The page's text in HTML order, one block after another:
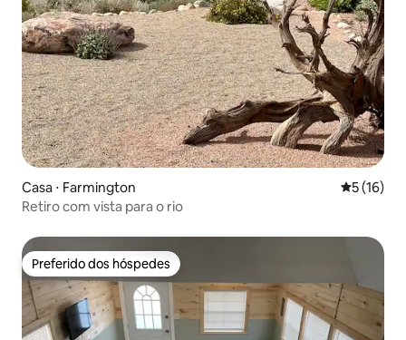
Casa ⋅ Farmington 5 de uma
5 (16)
Retiro com vista para o rio
Preferido dos hóspedes
Preferido dos hóspedes